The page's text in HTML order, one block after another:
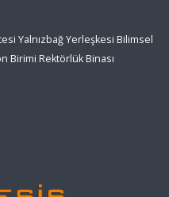
Yalnızbağ Yerleşkesi Bilimsel
Birimi Rektörlük Binası